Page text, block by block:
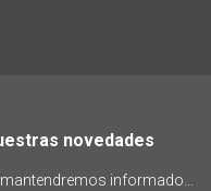
novedades
informado...